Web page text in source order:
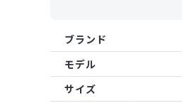
ブランド
モデル
サイズ